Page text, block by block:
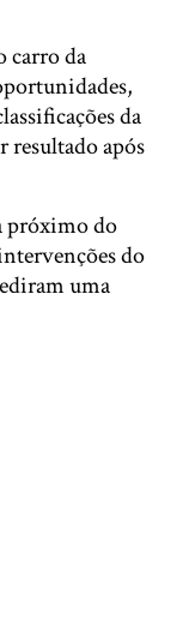
carro da
da
resultado após
próximo do
do
uma